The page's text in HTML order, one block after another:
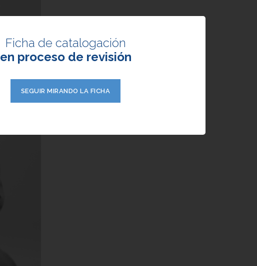
Ficha de catalogación
en proceso de revisión
SEGUIR MIRANDO LA FICHA